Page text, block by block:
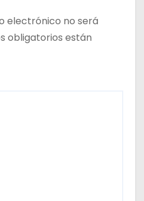
electrónico no será
obligatorios están